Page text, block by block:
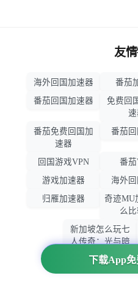
下载App免
友
海外回国加速器 番茄
番茄回国加速器
免费回
速
番茄免费回国加
速器
番茄
回国游戏VPN 番
游戏加速器
海外
归雁加速器
奇迹MU
么
新加坡怎么玩七
人传奇：光与暗
之交战